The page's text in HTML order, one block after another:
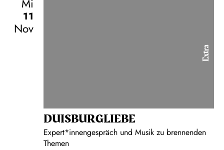
Mi
11
Nov
Extra
DUISBURG­LIEBE
Expert*innengespräch und Musik zu brennenden
Themen